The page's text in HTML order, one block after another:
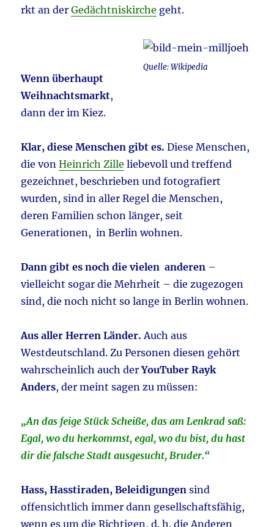
rkt an derGedächtniskirche geht.
Quelle: Wikipedia
Wenn überhaupt
Weihnachtsmarkt,
dann der im Kiez.
Klar, diese Menschen gibt es. Diese Menschen,
die vonHeinrich Zille liebevoll und treffend
gezeichnet, beschrieben und fotografiert
wurden, sind in aller Regel die Menschen,
deren Familien schon länger, seit
Generationen, in Berlin wohnen.
Dann gibt es noch die vielen anderen –
vielleicht sogar die Mehrheit – die zugezogen
sind, die noch nicht so lange in Berlin wohnen.
Aus aller Herren Länder. Auch aus
Westdeutschland. Zu Personen diesen gehört
wahrscheinlich auch derYouTuber Rayk
Anders, der meint sagen zu müssen:
„An das feige Stück Scheiße, das am Lenkrad saß:
Egal, wo du herkommst, egal, wo du bist, du hast
dir die falsche Stadt ausgesucht, Bruder.“
Hass, Hasstiraden, Beleidigungen sind
offensichtlich immer dann gesellschaftsfähig,
wenn es um die Richtigen, d. h. die Anderen